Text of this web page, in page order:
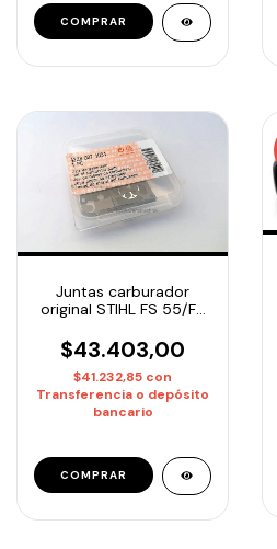
Juntas carburador
original STIHL FS 55/FS
$43.403,00
$41.232,85 con
Transferencia o depósito
bancario